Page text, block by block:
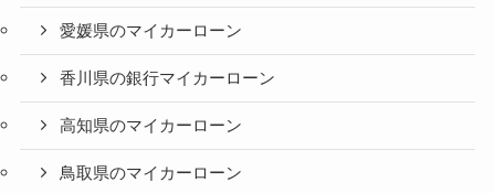
愛媛県のマイカーローン
香川県の銀行マイカーローン
高知県のマイカーローン
鳥取県のマイカーローン